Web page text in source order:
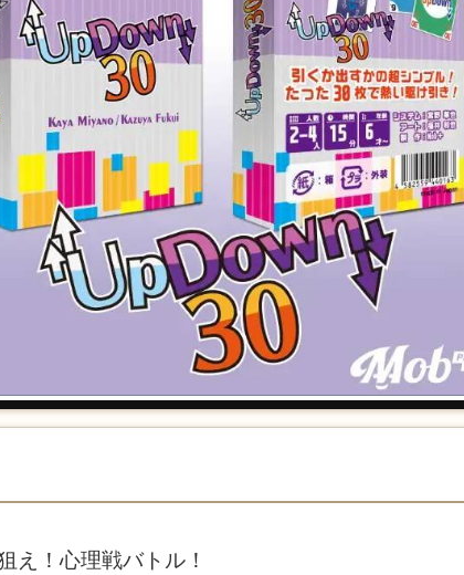
え！心理戦バトル！